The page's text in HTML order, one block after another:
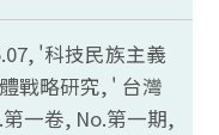
'科技民族主義
戰略研究, ' 台灣
第一卷, No.第一期,